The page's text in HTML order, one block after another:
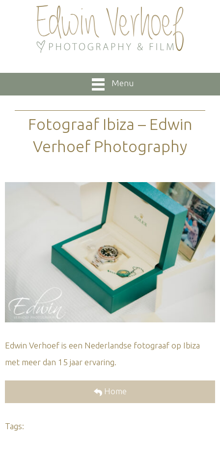
Menu
Fotograaf Ibiza – Edwin
Verhoef Photography
Edwin Verhoef is een Nederlandse fotograaf op Ibiza
met meer dan 15 jaar ervaring.
Home
Tags: